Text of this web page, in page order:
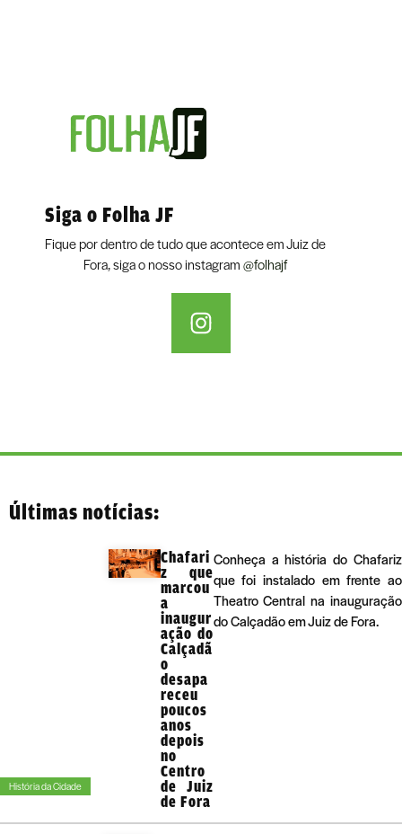
Siga o Folha JF
Fique por dentro de tudo que acontece em Juiz de
Fora, siga o nosso instagram@folhajf
Últimas notícias:
História da Cidade
Chafari
z que
marcou
a
inaugur
ação do
Calçadã
o
desapa
receu
poucos
anos
depois
no
Centro
de Juiz
de Fora
Conheça a história do Chafariz
que foi instalado em frente ao
Theatro Central na inauguração
do Calçadão em Juiz de Fora.